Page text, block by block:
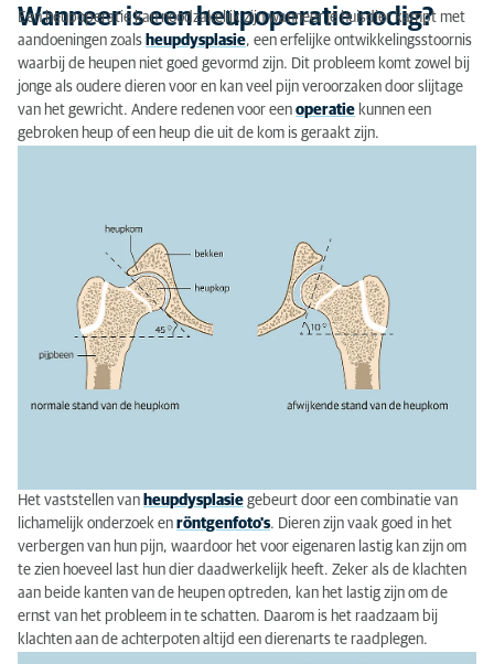
Voorbereiding en nazorg
Voor- en nadelen van een heupoperatie
Deze behandeling en/of aandoening valt (onder andere) onder
het diergeneeskundige deelgebiedOrthopedie. Wat houdt in de
diergeneeskunde 'orthopedie' in? Ga naar:Specialisme
orthopedie
De "European Board of Veterinary Specialists" (ebvs.eu) kent
specialistische registraties toe aan afgestudeerde dierenarts-
specialisten.
ondersteund worden door de radioloog voor een goede
(vorming van het beeld) van de patiënt.
Meer specialisaties in de diergeneeskunde zien? Ga
Specialismen in de diergeneeskunde
Wat is een dierenarts-specialist?
Wil je weten wat een dierenarts-specialist nu eigenlijk is? Ga
naar: Wat is een dierenarts-specialist?
Dierenarts-specialist - wat is dat?
De dierenarts-specialist is afgestudeerd in
Diergeneeskunde en heeft vervolgens doorgeleerd
het officiële Europese orgaan dat deze specialisaties
administreert.
Wanneer is een heupoperatie nodig?
Een heupoperatie kan noodzakelijk zijn wanneer je huisdier kampt met
aandoeningen zoals heupdysplasie, een erfelijke ontwikkelingsstoornis
waarbij de heupen niet goed gevormd zijn. Dit probleem komt zowel bij
jonge als oudere dieren voor en kan veel pijn veroorzaken door slijtage
van het gewricht. Andere redenen voor een operatie kunnen een
gebroken heup of een heup die uit de kom is geraakt zijn.
Het vaststellen van heupdysplasie gebeurt door een combinatie van
lichamelijk onderzoek en röntgenfoto's. Dieren zijn vaak goed in het
verbergen van hun pijn, waardoor het voor eigenaren lastig kan zijn om
te zien hoeveel last hun dier daadwerkelijk heeft. Zeker als de klachten
aan beide kanten van de heupen optreden, kan het lastig zijn om de
ernst van het probleem in te schatten. Daarom is het raadzaam bij
klachten aan de achterpoten altijd een dierenarts te raadplegen.